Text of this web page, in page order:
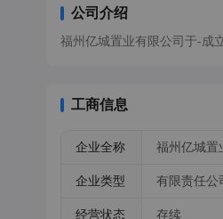
公司介绍
福州亿城置业有限公司于-成
工商信息
企业全称 福州亿城置
企业类型 有限责任公
经营状态 存续